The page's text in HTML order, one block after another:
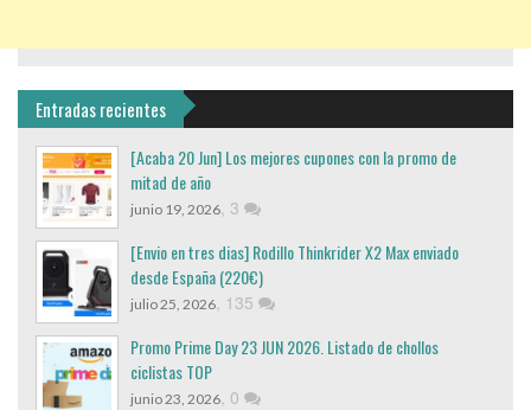
Entradas recientes
[Acaba 20 Jun] Los mejores cupones con la promo de
mitad de año
junio 19, 2026, 3
[Envio en tres dias] Rodillo Thinkrider X2 Max enviado
desde España (220€)
julio 25, 2026, 135
Promo Prime Day 23 JUN 2026. Listado de chollos
ciclistas TOP
junio 23, 2026, 0